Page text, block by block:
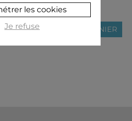
29,50 €
AJOUTER AU PANIER
les cookies
Je refuse